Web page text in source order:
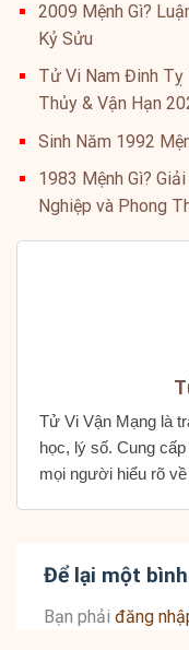
2009 Mệnh Gì?
Kỷ Sửu
Tử Vi Nam Đinh Tỵ
Thủy & Vận Hạn
Sinh Năm 1992
1983 Mệnh Gì?
Nghiệp và Phong
Tử Vi Vận Mạng là
học, lý số. Cung
mọi người hiểu rõ về
Để lại một
Bạn phải đăng